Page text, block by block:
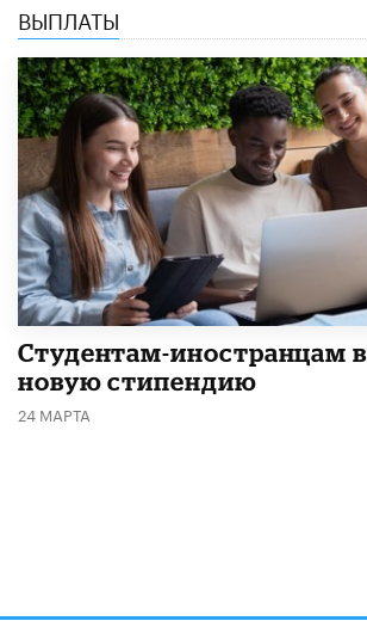
ВЫПЛАТЫ
Студентам-иностранцам
новую стипендию
24 МАРТА